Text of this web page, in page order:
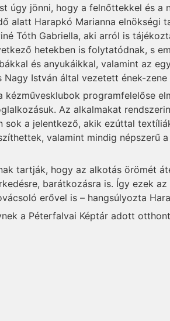
úgy jönni, hogy a felnőttekkel és a
alatt Harapkó Marianna elnökségi
Tóth Gabriella, aki arról is
hetekben is folytatódnak, s
és anyukáikkal, valamint az
Nagy István által vezetett ének-
kézművesklubok programfelelőse
Az alkalmakat
sok a jelentkező, akik ezúttal
valamint mindig népszerű
tartják, hogy az alkotás örömét
barátkozásra is. Így ezek
erővel is – hangsúlyozta
a Péterfalvai Képtár adott